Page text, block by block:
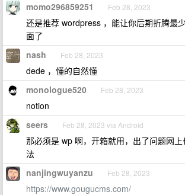
momo296859251 Feb 28, 2023
还是推荐 wordpress ，能让你后期折腾最
面了
nash Feb 28, 2023
dede ，懂的自然懂
monologue520 Feb 28, 2023
notion
seers Feb 28, 2023 via Android
那必须是 wp 啊，开箱就用，出了问题网
法
nanjingwuyanzu Feb 28, 2023
https://www.gougucms.com/